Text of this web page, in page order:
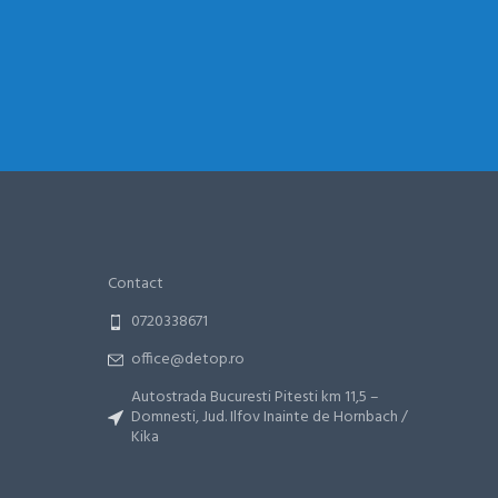
Contact
0720338671
office@detop.ro
Autostrada Bucuresti Pitesti km 11,5 –
Domnesti, Jud. Ilfov Inainte de Hornbach /
Kika